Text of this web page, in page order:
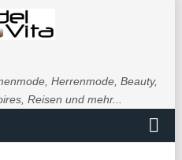
Herrenmode, Beauty,
Reisen und mehr...